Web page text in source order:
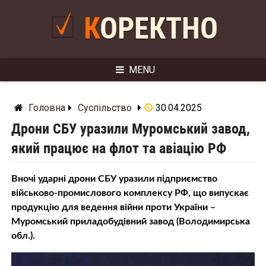
КОРЕКТНО
MENU
Головна Суспільство 30.04.2025
Дрони СБУ уразили Муромський завод,
який працює на флот та авіацію РФ
Вночі ударні дрони СБУ уразили підприємство
військово-промислового комплексу РФ, що випускає
продукцію для ведення війни проти України –
Муромський приладобудівний завод (Володимирська
обл.).